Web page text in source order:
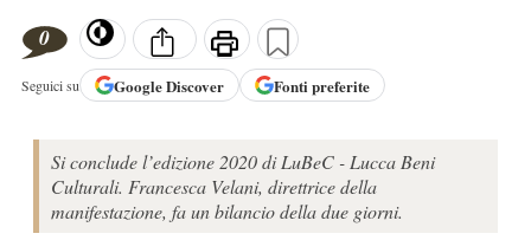
0
Seguici su GoogleDiscover Fonti preferite
Si conclude l’edizione 2020 di LuBeC - Lucca Beni
Culturali. Francesca Velani, direttrice della
manifestazione, fa un bilancio della due giorni.